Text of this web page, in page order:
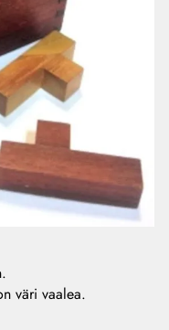
väri vaalea.